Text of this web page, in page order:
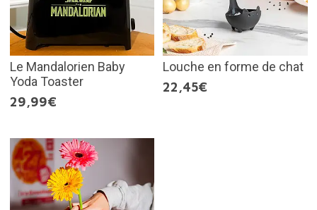
Le Mandalorien Baby
Yoda Toaster
29,99€
Louche en forme de chat
22,45€